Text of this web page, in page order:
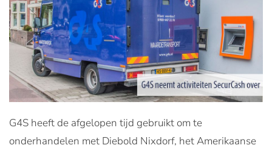
G4S heeft de afgelopen tijd gebruikt om te
onderhandelen met Diebold Nixdorf, het Amerikaanse